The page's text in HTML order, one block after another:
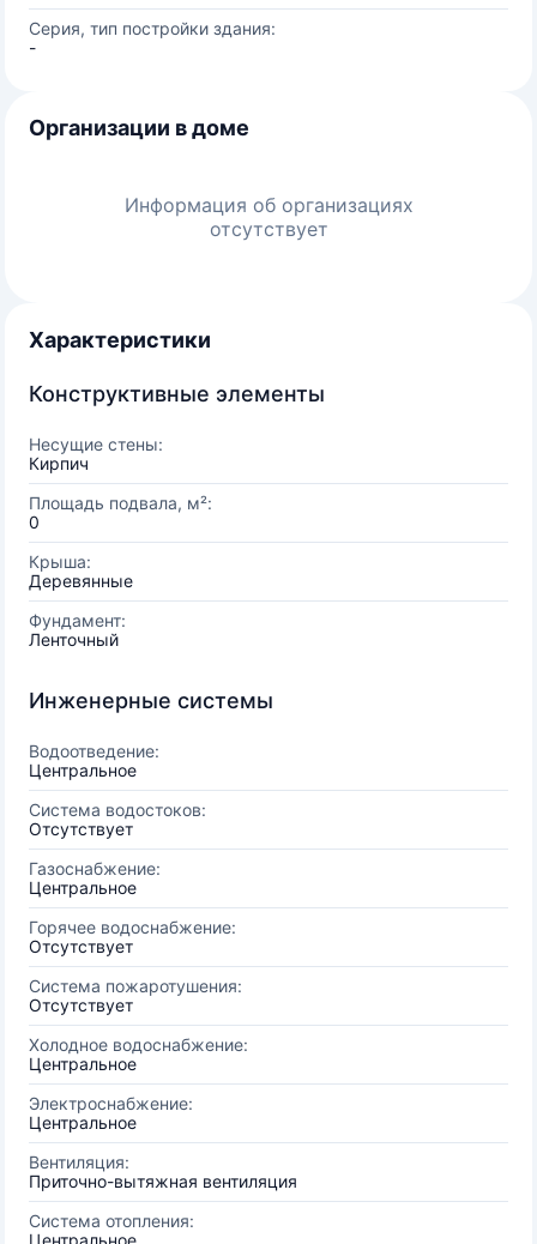
Серия, тип постройки здания:
-
Организации в доме
Информация об организациях
отсутствует
Характеристики
Конструктивные элементы
Несущие стены:
Кирпич
Площадь подвала, м²:
0
Крыша:
Деревянные
Фундамент:
Ленточный
Инженерные системы
Водоотведение:
Центральное
Система водостоков:
Отсутствует
Газоснабжение:
Центральное
Горячее водоснабжение:
Отсутствует
Система пожаротушения:
Отсутствует
Холодное водоснабжение:
Центральное
Электроснабжение:
Центральное
Вентиляция:
Приточно-вытяжная вентиляция
Система отопления:
Центральное